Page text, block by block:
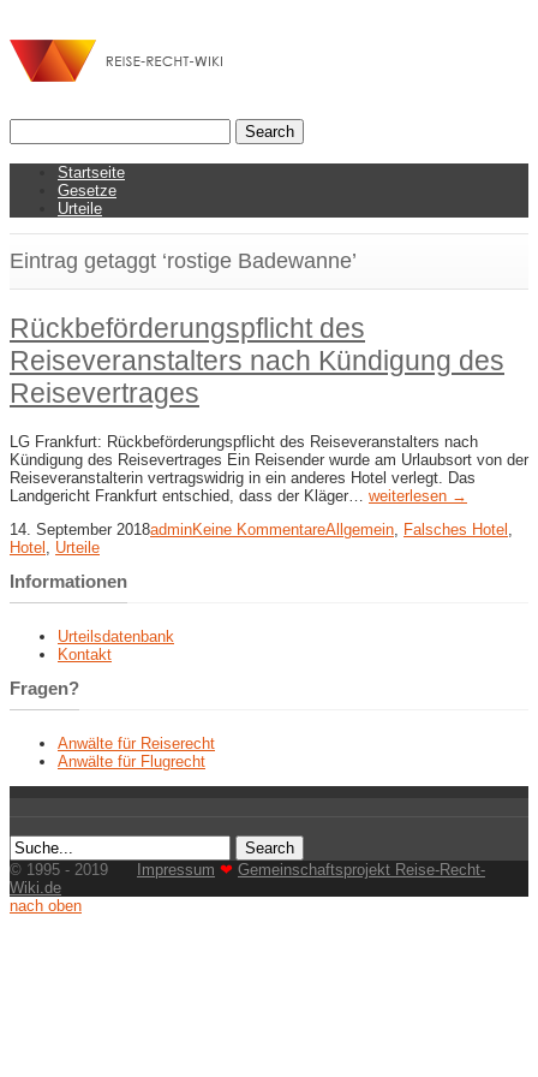
Startseite
Gesetze
Urteile
Eintrag getaggt ‘rostige Badewanne’
Rückbeförderungspflicht des
Reiseveranstalters nach Kündigung des
Reisevertrages
LG Frankfurt: Rückbeförderungspflicht des Reiseveranstalters nach
Kündigung des Reisevertrages Ein Reisender wurde am Urlaubsort von der
Reiseveranstalterin vertragswidrig in ein anderes Hotel verlegt. Das
Landgericht Frankfurt entschied, dass der Kläger… weiterlesen →
14. September 2018adminKeine KommentareAllgemein, Falsches Hotel ,
Hotel , Urteile
Informationen
Urteilsdatenbank
Kontakt
Fragen?
Anwälte für Reiserecht
Anwälte für Flugrecht
© 1995 - 2019 Impressum ❤ Gemeinschaftsprojekt Reise-Recht-
Wiki.de
nach oben